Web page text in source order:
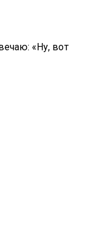
«Ну, вот